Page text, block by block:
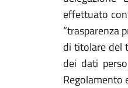
effettuato
“trasparenza
di titolare del
dei dati
Regolamento